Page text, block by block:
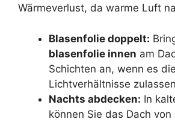
Wärmeverlust, da warme Luft
Blasenfolie doppelt:
blasenfolie innen am
Schichten an, wenn es die
Lichtverhältnisse
Nachts abdecken: In
können Sie das Dach